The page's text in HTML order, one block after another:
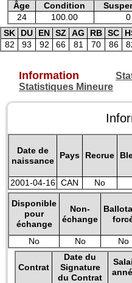
Âge Condition
24
100.00 0
SK
DU EN SZ AG RB SC
82
93 92 66 81 70 86
Information
Statistiques Mineure
Date de
naissance
Pays Recrue
2001-04-16 CAN No
Disponible
pour
échange
Non-
échange
No
No No
Contrat
Date du
Signature
du Contrat